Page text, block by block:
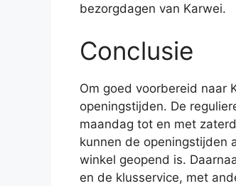
bezorgdagen van Karwei.
Conclusie
Om goed voorbereid naar
openingstijden. De
maandag tot en met
kunnen de openingstijden
winkel geopend is.
en de klusservice, met